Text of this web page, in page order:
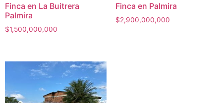
Finca en La Buitrera
Palmira
$1,500,000,000
Finca en Palmira
$2,900,000,000